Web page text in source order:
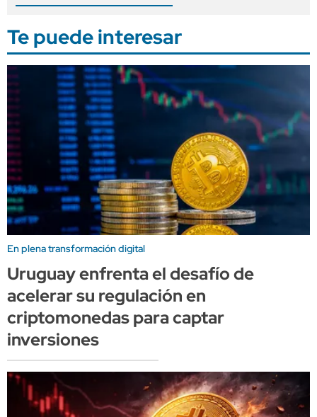
Te puede interesar
En plena transformación digital
Uruguay enfrenta el desafío de
acelerar su regulación en
criptomonedas para captar
inversiones